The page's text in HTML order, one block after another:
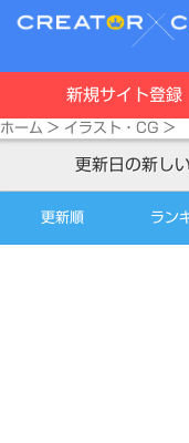
新規サイト登録
ホーム > イラスト・CG >
更新日の新し
更新順 ラン